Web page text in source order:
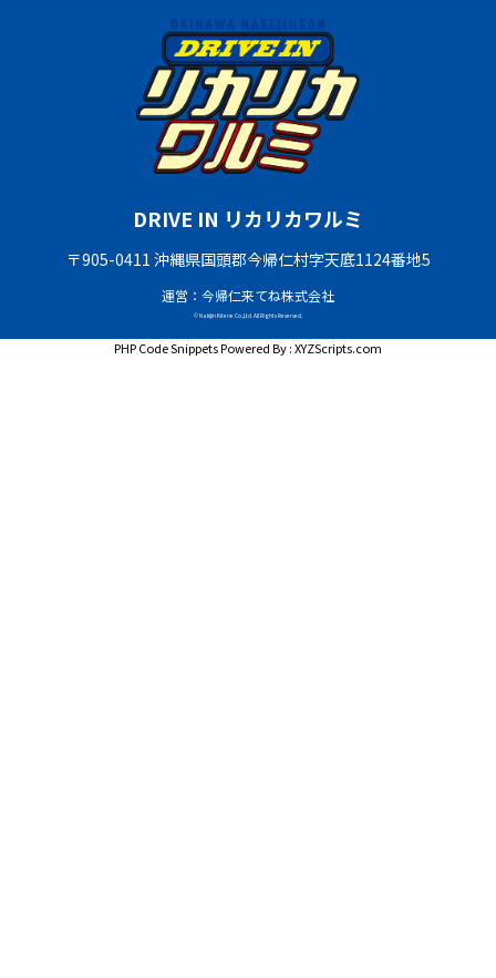
DRIVE IN リカリカワルミ
〒905-0411 沖縄県国頭郡今帰仁村字天底1124番地5
運営：今帰仁来てね株式会社
© Nakijin Kitene Co.,Ltd. All Rights Reserved.
PHP Code SnippetsPowered By :XYZScripts.com